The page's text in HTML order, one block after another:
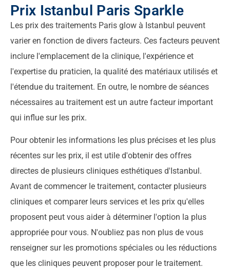
Prix Istanbul Paris Sparkle
Les prix des traitements Paris glow à Istanbul peuvent
varier en fonction de divers facteurs. Ces facteurs peuvent
inclure l'emplacement de la clinique, l'expérience et
l'expertise du praticien, la qualité des matériaux utilisés et
l'étendue du traitement. En outre, le nombre de séances
nécessaires au traitement est un autre facteur important
qui influe sur les prix.
Pour obtenir les informations les plus précises et les plus
récentes sur les prix, il est utile d'obtenir des offres
directes de plusieurs cliniques esthétiques d'Istanbul.
Avant de commencer le traitement, contacter plusieurs
cliniques et comparer leurs services et les prix qu'elles
proposent peut vous aider à déterminer l'option la plus
appropriée pour vous. N'oubliez pas non plus de vous
renseigner sur les promotions spéciales ou les réductions
que les cliniques peuvent proposer pour le traitement.